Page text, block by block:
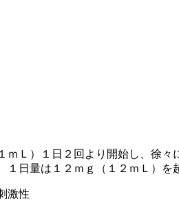
Ｌ）１日２回より開始し、徐
日量は１２ｍｇ（１２ｍＬ）を
激性